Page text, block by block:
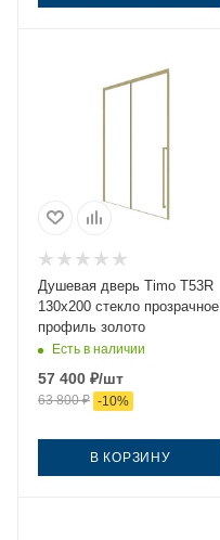
Душевая дверь Timo T53R
130х200 стекло прозрачное
профиль золото
Есть в наличии
57 400 ₽/шт
63 800₽ -10%
В КОРЗИНУ